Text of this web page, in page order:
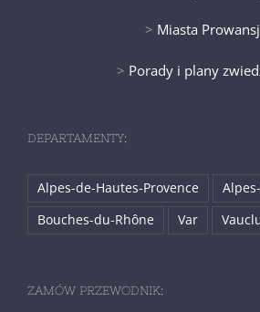
> Miasta
> Porady i plany
DEPARTAMENTY:
Alpes-de-Hautes-Provence
Bouches-du-Rhône
Var
ZAMÓW PRZEWODNIK: